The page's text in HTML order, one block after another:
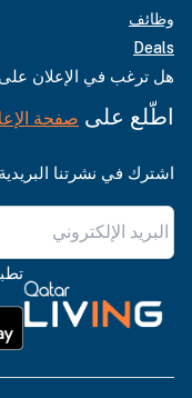
وظائف
Deals
هل ترغب في الإعلان
اطّلع على صفحة
اشترك في نشرتنا